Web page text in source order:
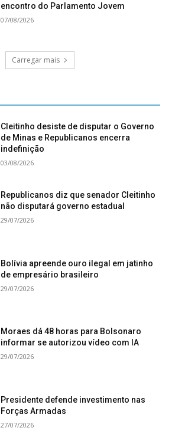
encontro do Parlamento Jovem
07/08/2026
Carregar mais
Cleitinho desiste de disputar o Governo
de Minas e Republicanos encerra
indefinição
03/08/2026
Republicanos diz que senador Cleitinho
não disputará governo estadual
29/07/2026
Bolívia apreende ouro ilegal em jatinho
de empresário brasileiro
29/07/2026
Moraes dá 48 horas para Bolsonaro
informar se autorizou vídeo com IA
29/07/2026
Presidente defende investimento nas
Forças Armadas
27/07/2026